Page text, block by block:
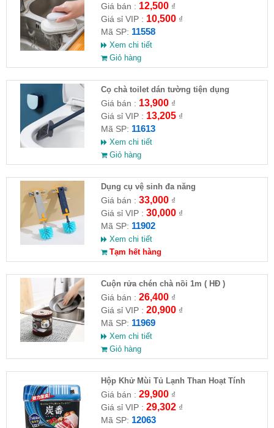
Giá bán : 12,500₫
Giá sỉ VIP : 10,500₫
Mã SP: 11558
Xem chi tiết
Giỏ hàng
Cọ chà toilet dán tường tiện dụng
Giá bán : 13,900₫
Giá sỉ VIP : 13,205₫
Mã SP: 11613
Xem chi tiết
Giỏ hàng
Dụng cụ vệ sinh đa năng
Giá bán : 33,000₫
Giá sỉ VIP : 30,000₫
Mã SP: 11902
Xem chi tiết
Tạm hết hàng
Cuộn rửa chén chà nồi 1m ( HĐ )
Giá bán : 26,400₫
Giá sỉ VIP : 20,900₫
Mã SP: 11969
Xem chi tiết
Giỏ hàng
Hộp Khử Mùi Tủ Lạnh Than Hoạt Tính
Nhật Bản 150
Giá bán : 29,900₫
Giá sỉ VIP : 29,302₫
Mã SP: 12063